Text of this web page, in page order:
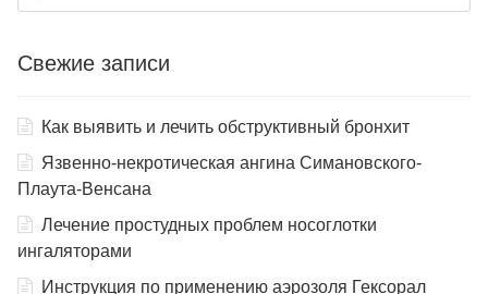
Свежие записи
Как выявить и лечить обструктивный бронхит
Язвенно-некротическая ангина Симановского-
Плаута-Венсана
Лечение простудных проблем носоглотки
ингаляторами
Инструкция по применению аэрозоля Гексорал